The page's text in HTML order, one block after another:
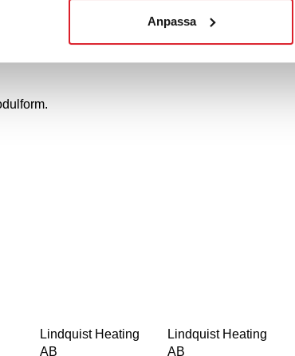
Anpassa
som skydd mot bakbrand.
Lindquist Heating
AB
Lindquist Heating
AB